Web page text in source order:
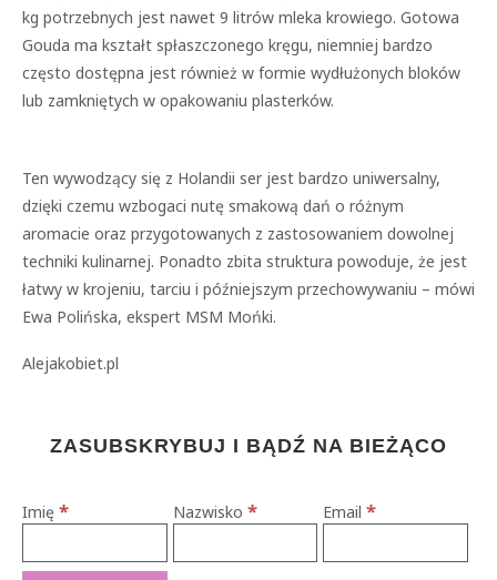
kg potrzebnych jest nawet 9 litrów mleka krowiego. Gotowa
Gouda ma kształt spłaszczonego kręgu, niemniej bardzo
często dostępna jest również w formie wydłużonych bloków
lub zamkniętych w opakowaniu plasterków.
Ten wywodzący się z Holandii ser jest bardzo uniwersalny,
dzięki czemu wzbogaci nutę smakową dań o różnym
aromacie oraz przygotowanych z zastosowaniem dowolnej
techniki kulinarnej. Ponadto zbita struktura powoduje, że jest
łatwy w krojeniu, tarciu i późniejszym przechowywaniu – mówi
Ewa Polińska, ekspert MSM Mońki.
Alejakobiet.pl
ZASUBSKRYBUJ I BĄDŹ NA BIEŻĄCO
Imię * Nazwisko * Email*